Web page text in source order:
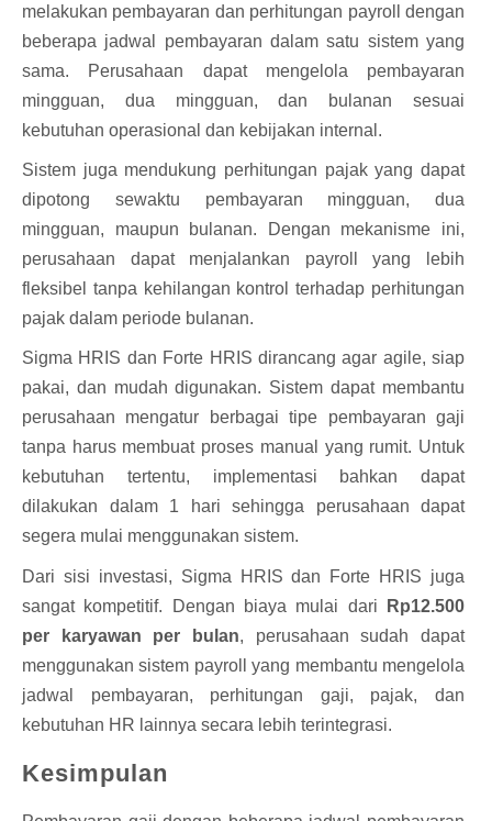
melakukan pembayaran dan perhitungan payroll dengan
beberapa jadwal pembayaran dalam satu sistem yang
sama. Perusahaan dapat mengelola pembayaran
mingguan, dua mingguan, dan bulanan sesuai
kebutuhan operasional dan kebijakan internal.
Sistem juga mendukung perhitungan pajak yang dapat
dipotong sewaktu pembayaran mingguan, dua
mingguan, maupun bulanan. Dengan mekanisme ini,
perusahaan dapat menjalankan payroll yang lebih
fleksibel tanpa kehilangan kontrol terhadap perhitungan
pajak dalam periode bulanan.
Sigma HRIS dan Forte HRIS dirancang agar agile, siap
pakai, dan mudah digunakan. Sistem dapat membantu
perusahaan mengatur berbagai tipe pembayaran gaji
tanpa harus membuat proses manual yang rumit. Untuk
kebutuhan tertentu, implementasi bahkan dapat
dilakukan dalam 1 hari sehingga perusahaan dapat
segera mulai menggunakan sistem.
Dari sisi investasi, Sigma HRIS dan Forte HRIS juga
sangat kompetitif. Dengan biaya mulai dari
Rp12.500
per karyawan per bulan, perusahaan sudah dapat
menggunakan sistem payroll yang membantu mengelola
jadwal pembayaran, perhitungan gaji, pajak, dan
kebutuhan HR lainnya secara lebih terintegrasi.
Kesimpulan